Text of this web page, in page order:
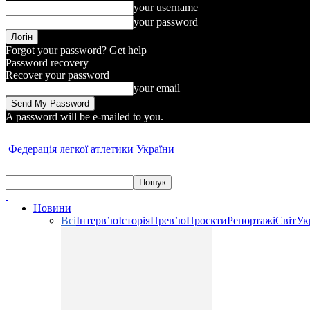
your username
your password
Forgot your password? Get help
Password recovery
Recover your password
your email
A password will be e-mailed to you.
Федерація легкої атлетики України
Новини
ВсіІнтерв’юІсторіяПрев’юПроєктиРепортажіСвіт